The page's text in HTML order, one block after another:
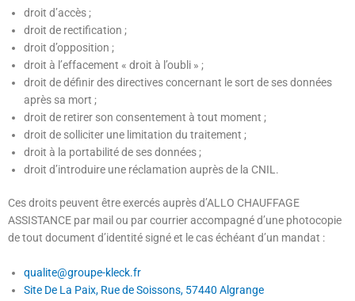
droit d’accès ;
droit de rectification ;
droit d’opposition ;
droit à l’effacement « droit à l’oubli » ;
droit de définir des directives concernant le sort de ses données
après sa mort ;
droit de retirer son consentement à tout moment ;
droit de solliciter une limitation du traitement ;
droit à la portabilité de ses données ;
droit d’introduire une réclamation auprès de la CNIL.
Ces droits peuvent être exercés auprès d’ALLO CHAUFFAGE
ASSISTANCE par mail ou par courrier accompagné d’une photocopie
de tout document d’identité signé et le cas échéant d’un mandat :
qualite@groupe-kleck.fr
Site De La Paix, Rue de Soissons, 57440 Algrange